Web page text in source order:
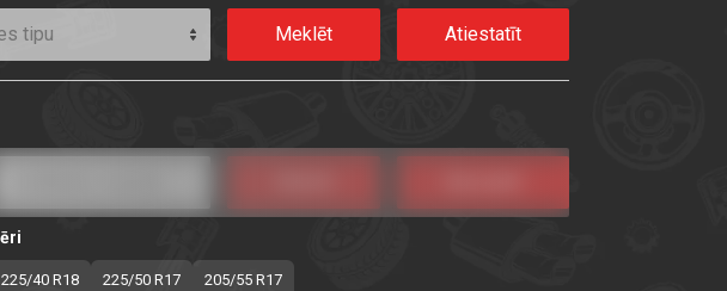
tipu
225/40 R18 225/50 R17 205/55 R17